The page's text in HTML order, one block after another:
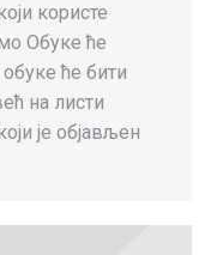
користе
Обуке ће
ће бити
на листи
је објављен